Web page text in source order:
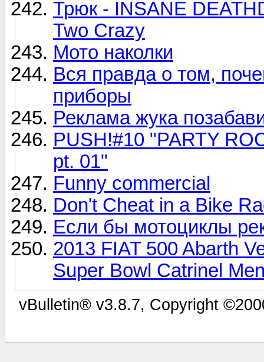
Трюк - INSANE
Two Crazy
Мото наколки
Вся правда о том,
приборы
Реклама жука
PUSH!#10 "PARTY
pt. 01"
Funny commercial
Don't Cheat in a Bike
Если бы мотоциклы
2013 FIAT 500 Abarth
Super Bowl Catrinel
vBulletin® v3.8.7, Copyright